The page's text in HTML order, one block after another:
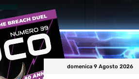
domenica 9 Agosto 2026